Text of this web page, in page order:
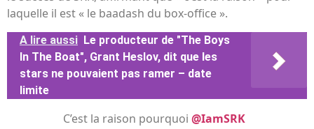
laquelle il est « le baadash du box-office ».
A lire aussi Le producteur de "The Boys
In The Boat", Grant Heslov, dit que les
stars ne pouvaient pas ramer – date
limite
C’est la raison pourquoi @IamSRK